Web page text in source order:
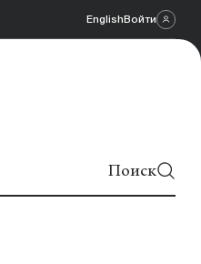
EnglishВойти
Поиск